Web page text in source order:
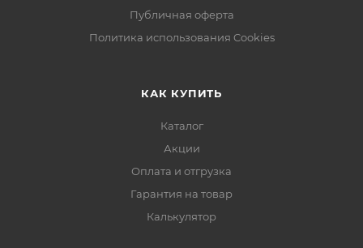
Публичная оферта
Политика использования Cookies
КАК КУПИТЬ
Каталог
Акции
Оплата и отгрузка
Гарантия на товар
Калькулятор